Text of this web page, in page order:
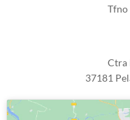
Tfno
Ctra
37181